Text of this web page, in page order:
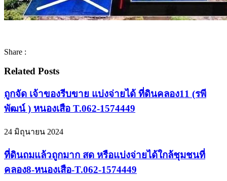
Share :
Related Posts
ถูกจัด เจ้าของรีบขาย แบ่งจ่ายได้ ที่ดินคลอง11 (รพี
พัฒน์ ) หนองเสือ T.062-1574449
24 มิถุนายน 2024
ที่ดินถมแล้วถูกมาก สด หรือแบ่งจ่ายได้ใกล้ชุมชนที่
คลอง8-หนองเสือ-T.062-1574449